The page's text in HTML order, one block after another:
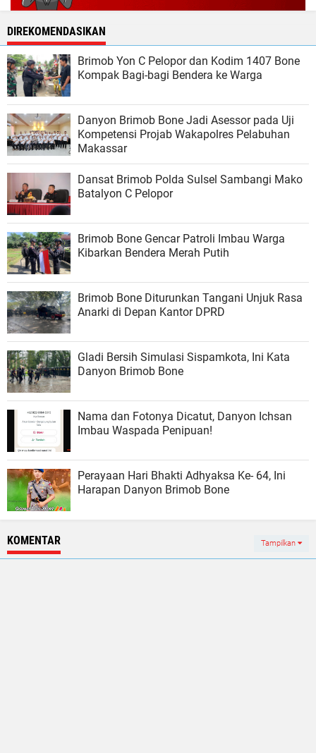
DIREKOMENDASIKAN
Brimob Yon C Pelopor dan Kodim 1407 Bone
Kompak Bagi-bagi Bendera ke Warga
Danyon Brimob Bone Jadi Asessor pada Uji
Kompetensi Projab Wakapolres Pelabuhan
Makassar
Dansat Brimob Polda Sulsel Sambangi Mako
Batalyon C Pelopor
Brimob Bone Gencar Patroli Imbau Warga
Kibarkan Bendera Merah Putih
Brimob Bone Diturunkan Tangani Unjuk Rasa
Anarki di Depan Kantor DPRD
Gladi Bersih Simulasi Sispamkota, Ini Kata
Danyon Brimob Bone
Nama dan Fotonya Dicatut, Danyon Ichsan
Imbau Waspada Penipuan!
Perayaan Hari Bhakti Adhyaksa Ke- 64, Ini
Harapan Danyon Brimob Bone
KOMENTAR Tampilkan